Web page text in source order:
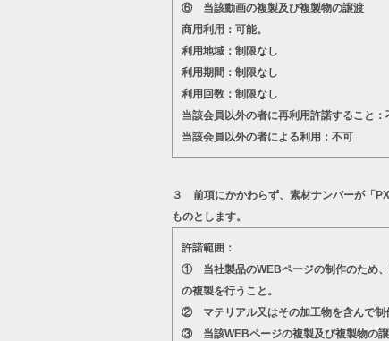
⑥ 当該動画の複製及び複製物の譲渡
商用利用：可能。
利用地域：制限なし
利用期間：制限なし
利用回数：制限なし
当該会員以外の者に再利用許諾すること：
当該会員以外の者による利用：不可
３ 前項にかかわらず、素材ナンバーが「
ものとします。
許諾範囲：
① 当社製品のWEBページの制作のため、
の複製を行うこと。
② マテリアル又はその加工物を含んで制
③ 当該WEBページの複製及び複製物の